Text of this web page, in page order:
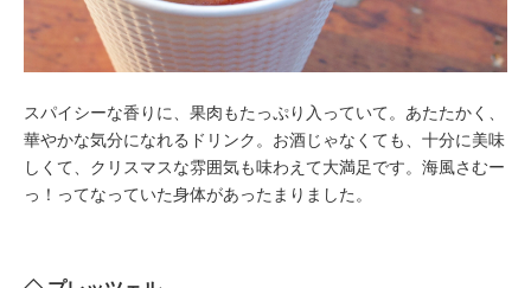
スパイシーな香りに、果肉もたっぷり入っていて。あたたかく、
華やかな気分になれるドリンク。お酒じゃなくても、十分に美味
しくて、クリスマスな雰囲気も味わえて大満足です。海風さむー
っ！ってなっていた身体があったまりました。